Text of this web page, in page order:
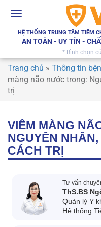
Toggle
HỆ THỐNG TRUNG TÂM TIÊM
AN TOÀN - UY TÍN -
* Bình chọn
Trang chủ » Thông tin
màng não nước trong:
trị
VIÊM MÀNG
NGUYÊN
CÁCH TRỊ
Tư vấn
ThS.BS
Quản lý Y
Hệ thống